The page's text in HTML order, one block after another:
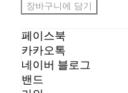
장바구니에 담기
페이스북
카카오톡
네이버 블로그
밴드